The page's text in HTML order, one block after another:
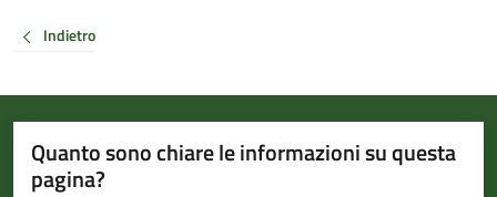
Indietro
Quanto sono chiare le informazioni su questa
pagina?